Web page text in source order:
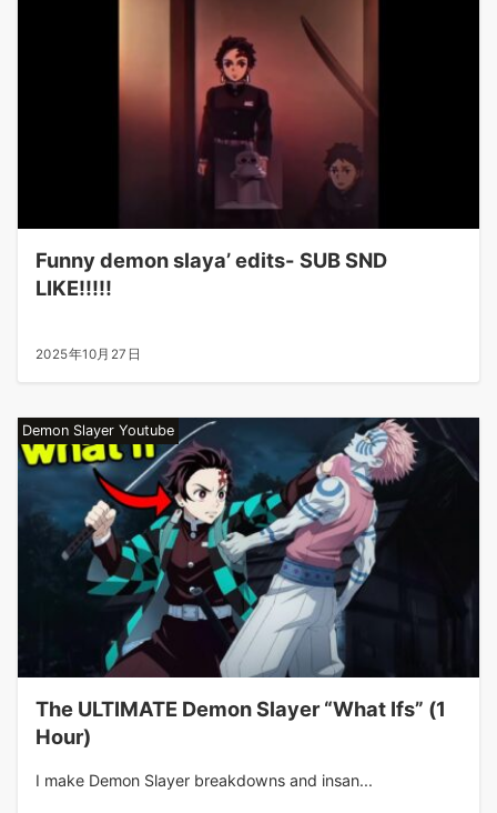
Funny demon slaya’ edits- SUB SND
LIKE!!!!!
2025年10月27日
Demon Slayer Youtube
The ULTIMATE Demon Slayer “What Ifs” (1
Hour)
I make Demon Slayer breakdowns and insan...